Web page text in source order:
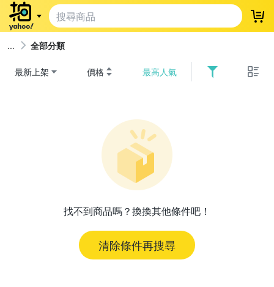
登
全部分類
最新上架 價格 最高人氣
找不到商品嗎？換換其他條件吧！
清除條件再搜尋